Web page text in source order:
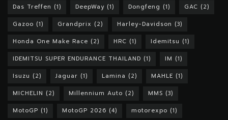
Das Treffen (1) DeepWay (1) Dongfeng (1) GAC (2)
Gazoo (1) Grandprix (2) Harley-Davidson (3)
Honda One Make Race (2) HRC (1) Idemitsu (1)
IDEMITSU SUPER ENDURANCE THAILAND (1) IM (1)
Isuzu (2) Jaguar (1) Lamina (2) MAHLE (1)
MICHELIN (2) Millennium Auto (2) MMS (3)
MotoGP (1) MotoGP 2026 (4) motorexpo (1)